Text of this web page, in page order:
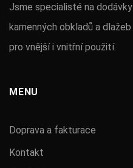
Jsme specialisté na dodávky
kamenných obkladů a dlažeb
pro vnější i vnitřní použití.
MENU
Doprava a fakturace
Kontakt